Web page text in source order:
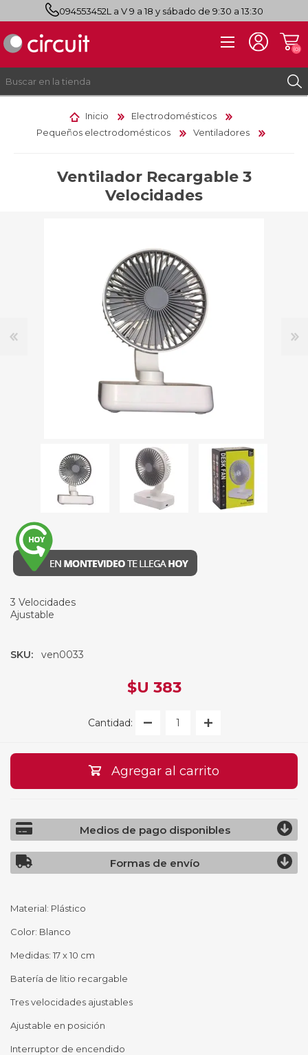
094553452L a V 9 a 18 y sábado de 9:30 a 13:30
REGISTRO
(0)
Inicio
Electrodomésticos
Pequeños electrodomésticos
Ventiladores
Ventilador Recargable 3
Velocidades
3 Velocidades
Ajustable
SKU: ven0033
$U 383
Cantidad:
Agregar al carrito
Medios de pago disponibles
Formas de envío
Material: Plástico
Color: Blanco
Medidas: 17 x 10 cm
Batería de litio recargable
Tres velocidades ajustables
Ajustable en posición
Interruptor de encendido